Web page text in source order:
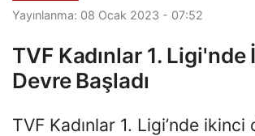
Yayınlanma: 08 Ocak 2023 - 07:52
TVF Kadınlar 1. Ligi'nde
Devre Başladı
TVF Kadınlar 1. Ligi’nde ikinci